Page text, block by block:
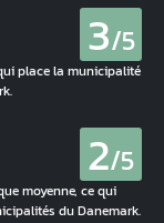
3/5
place la municipalité
2/5
moyenne, ce qui
du Danemark.